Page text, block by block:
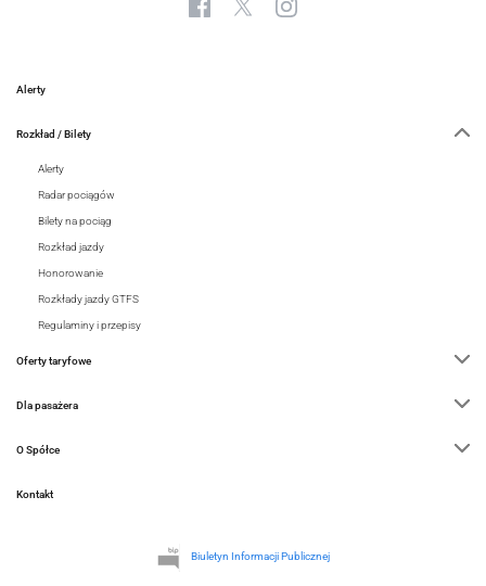
Alerty
Rozkład / Bilety
Alerty
Radar pociągów
Bilety na pociąg
Rozkład jazdy
Honorowanie
Rozkłady jazdy GTFS
Regulaminy i przepisy
Oferty taryfowe
Dla pasażera
O Spółce
Kontakt
Biuletyn Informacji Publicznej